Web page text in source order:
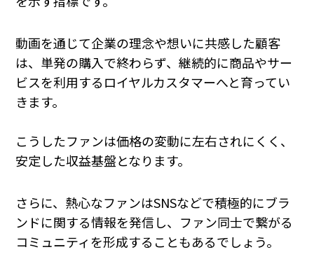
動画を通じて企業の理念や想いに共感した顧客
は、単発の購入で終わらず、継続的に商品やサー
ビスを利用するロイヤルカスタマーへと育ってい
きます。
こうしたファンは価格の変動に左右されにくく、
安定した収益基盤となります。
さらに、熱心なファンはSNSなどで積極的にブラ
ンドに関する情報を発信し、ファン同士で繋がる
コミュニティを形成することもあるでしょう。